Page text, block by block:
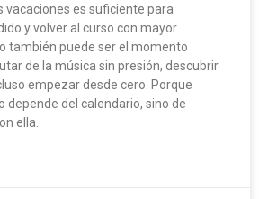
vacaciones es suficiente para
y volver al curso con mayor
también puede ser el momento
de la música sin presión, descubrir
empezar desde cero. Porque
depende del calendario, sino de
ella.